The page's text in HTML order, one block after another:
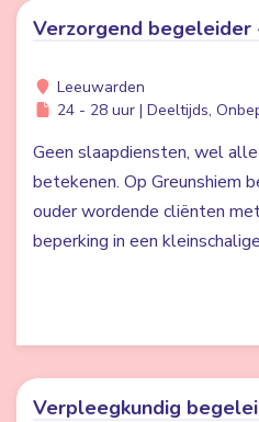
Verzorgend begeleider
Leeuwarden
24 - 28 uur | Deeltijds,
Geen slaapdiensten, wel
betekenen. Op Greunshiem
ouder wordende cliënten
beperking in een
Verpleegkundig